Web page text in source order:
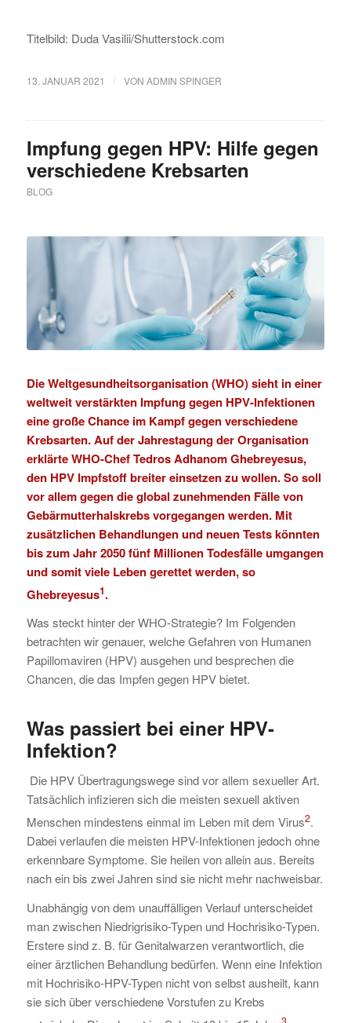
Titelbild: Duda Vasilii/Shutterstock.com
13. JANUAR 2021 / VON ADMIN SPINGER
Impfung gegen HPV: Hilfe gegen
verschiedene Krebsarten
BLOG
Die Weltgesundheitsorganisation (WHO) sieht in einer
weltweit verstärkten Impfung gegen HPV-Infektionen
eine große Chance im Kampf gegen verschiedene
Krebsarten. Auf der Jahrestagung der Organisation
erklärteWHO-Chef Tedros Adhanom Ghebreyesus,
den HPV Impfstoff breiter einsetzen zu wollen. So soll
vor allem gegen die global zunehmenden Fälle von
Gebärmutterhalskrebs vorgegangen werden. Mit
zusätzlichen Behandlungen und neuen Tests könnten
bis zum Jahr 2050 fünf Millionen Todesfälle umgangen
und somit viele Leben gerettet werden, so
Ghebreyesus1.
Was steckt hinter der WHO-Strategie? Im Folgenden
betrachten wir genauer, welche Gefahren von Humanen
Papillomaviren (HPV) ausgehen und besprechen die
Chancen, die das Impfen gegen HPV bietet.
Was passiert bei einer HPV-
Infektion?
Die HPV Übertragungswege sind vor allem sexueller Art.
Tatsächlich infizieren sich die meisten sexuell aktiven
Menschen mindestens einmal im Leben mit dem Virus2.
Dabei verlaufen die meisten HPV-Infektionen jedoch ohne
erkennbare Symptome. Sie heilen von allein aus. Bereits
nach ein bis zwei Jahren sind sie nicht mehr nachweisbar.
Unabhängig von dem unauffälligen Verlauf unterscheidet
man zwischen Niedrigrisiko-Typen und Hochrisiko-Typen.
Erstere sind z. B. für Genitalwarzen verantwortlich, die
einer ärztlichen Behandlung bedürfen. Wenn eine Infektion
mit Hochrisiko-HPV-Typen nicht von selbst ausheilt, kann
sie sich über verschiedene Vorstufen zu Krebs